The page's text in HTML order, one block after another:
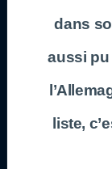
dans
aussi pu
liste,